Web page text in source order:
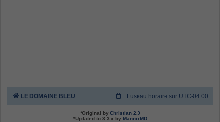
LE DOMAINE BLEU Fuseau horaire sur UTC-04:00
*Original by Christian 2.0
*Updated to 3.3.x by MannixMD